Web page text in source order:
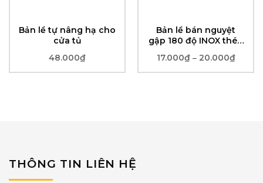
Bản lề tự nâng hạ cho
cửa tủ
48.000₫
Bản lề bán nguyệt
gập 180 độ INOX thép
dành cho tủ bếp, cửa
gỗ, cửa sổ
17.000₫ – 20.000₫
từ
THÔNG TIN LIÊN HỆ